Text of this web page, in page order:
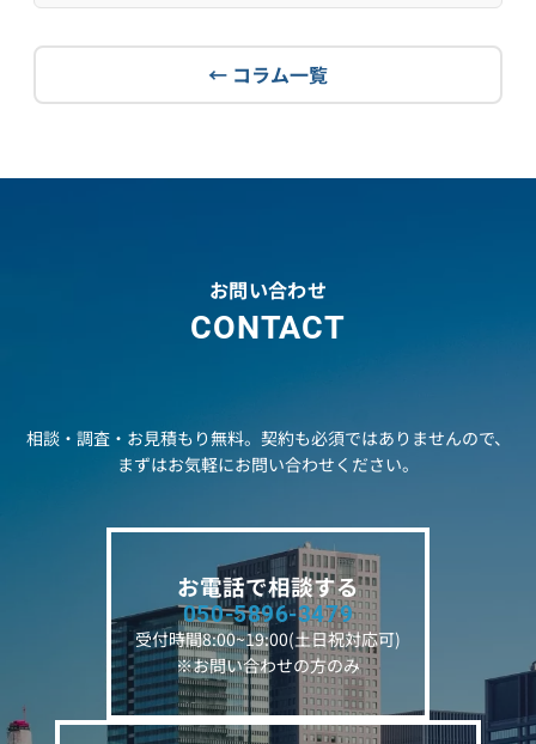
← コラム一覧
お問い合わせ
CONTACT
相談・調査・お見積もり無料。契約も必須ではありませんので、
まずはお気軽にお問い合わせください。
お電話で相談する
050-5896-3479
受付時間8:00~19:00(土日祝対応可)
※お問い合わせの方のみ